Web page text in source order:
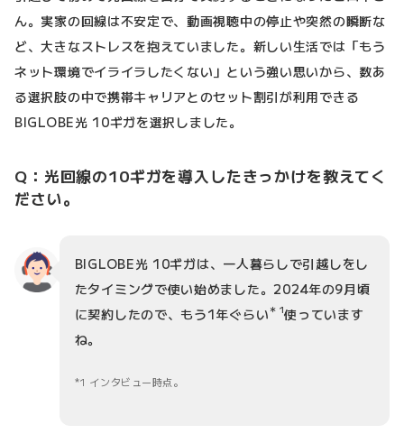
ん。実家の回線は不安定で、動画視聴中の停止や突然の瞬断な
ど、大きなストレスを抱えていました。新しい生活では「もう
ネット環境でイライラしたくない」という強い思いから、数あ
る選択肢の中で携帯キャリアとのセット割引が利用できる
BIGLOBE光 10ギガを選択しました。
Q：光回線の10ギガを導入したきっかけを教えてく
ださい。
BIGLOBE光 10ギガは、一人暮らしで引越しをし
たタイミングで使い始めました。2024年の9月頃
に契約したので、もう1年ぐらい ＊1使っています
ね。
1 インタビュー時点。